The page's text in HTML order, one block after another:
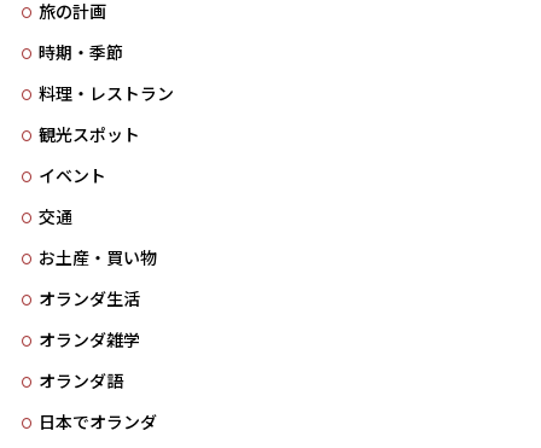
旅の計画
時期・季節
料理・レストラン
観光スポット
イベント
交通
お土産・買い物
オランダ生活
オランダ雑学
オランダ語
日本でオランダ